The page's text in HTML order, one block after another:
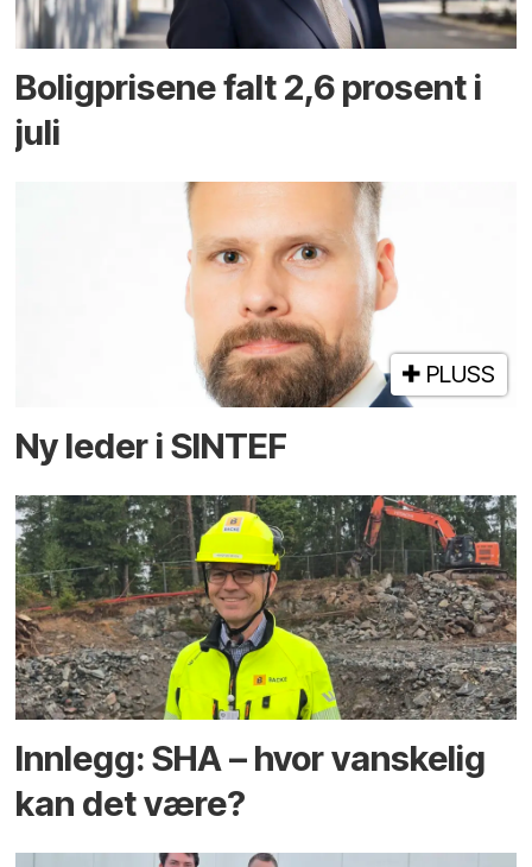
Boligprisene falt 2,6 prosent i
juli
PLUSS
Ny leder i SINTEF
Innlegg: SHA – hvor vanskelig
kan det være?